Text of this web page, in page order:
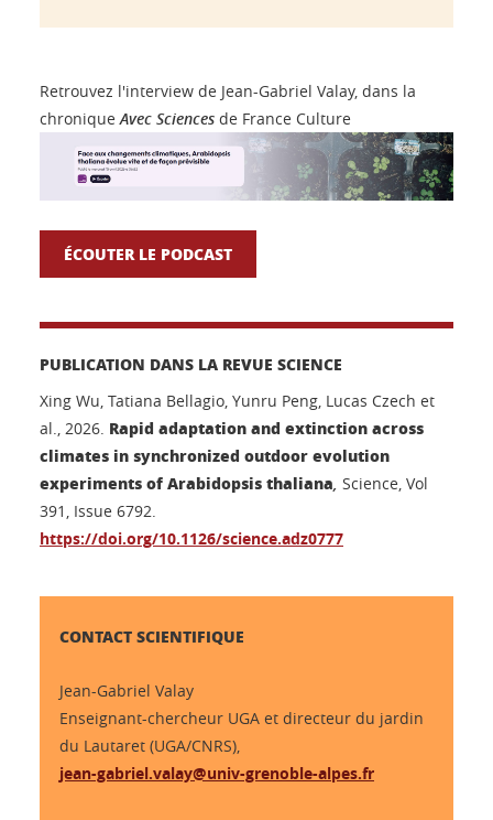
Retrouvez l'interview de Jean-Gabriel Valay, dans la
chronique Avec Sciences de France Culture
ÉCOUTER LE PODCAST
PUBLICATION DANS LA REVUE SCIENCE
Xing Wu, Tatiana Bellagio, Yunru Peng, Lucas Czech et
al., 2026. Rapid adaptation and extinction across
climates in synchronized outdoor evolution
experiments of Arabidopsis thaliana, Science, Vol
391, Issue 6792.
https://doi.org/10.1126/science.adz0777
CONTACT SCIENTIFIQUE
Jean-Gabriel Valay
Enseignant-chercheur UGA et directeur du jardin
du Lautaret (UGA/CNRS),
jean-gabriel.valay@univ-grenoble-alpes.fr